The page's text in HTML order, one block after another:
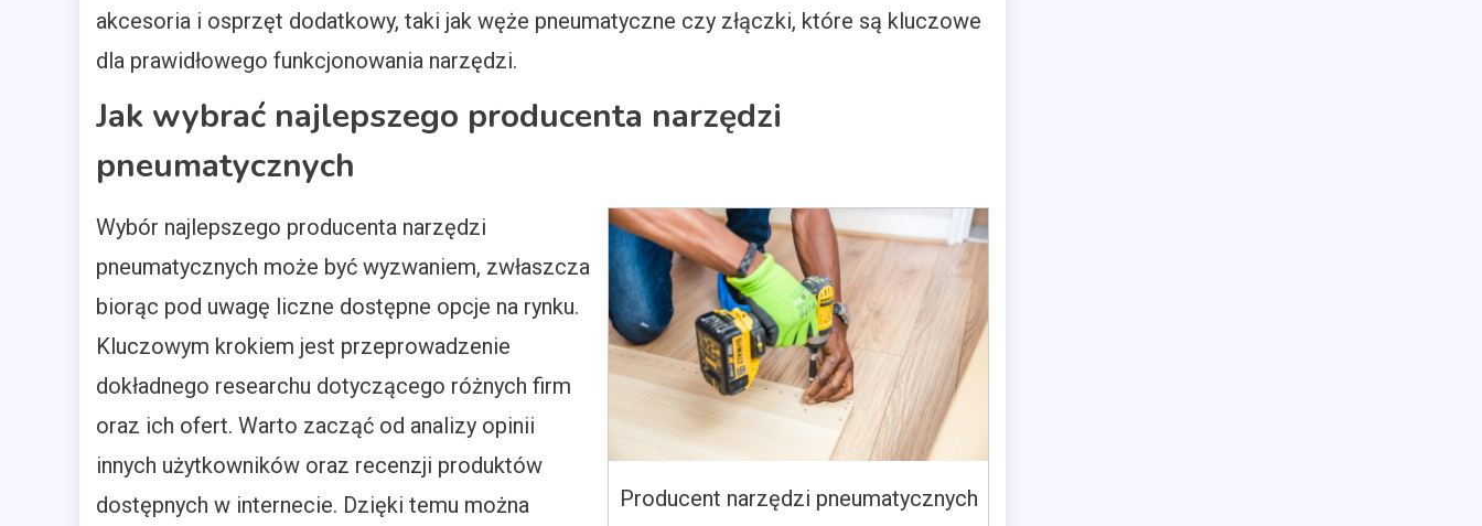
akcesoria i osprzęt dodatkowy, taki jak węże pneumatyczne czy złączki, które są kluczowe
dla prawidłowego funkcjonowania narzędzi.
Jak wybrać najlepszego producenta narzędzi
pneumatycznych
Producent narzędzi pneumatycznych
Wybór najlepszego producenta narzędzi
pneumatycznych może być wyzwaniem, zwłaszcza
biorąc pod uwagę liczne dostępne opcje na rynku.
Kluczowym krokiem jest przeprowadzenie
dokładnego researchu dotyczącego różnych firm
oraz ich ofert. Warto zacząć od analizy opinii
innych użytkowników oraz recenzji produktów
dostępnych w internecie. Dzięki temu można